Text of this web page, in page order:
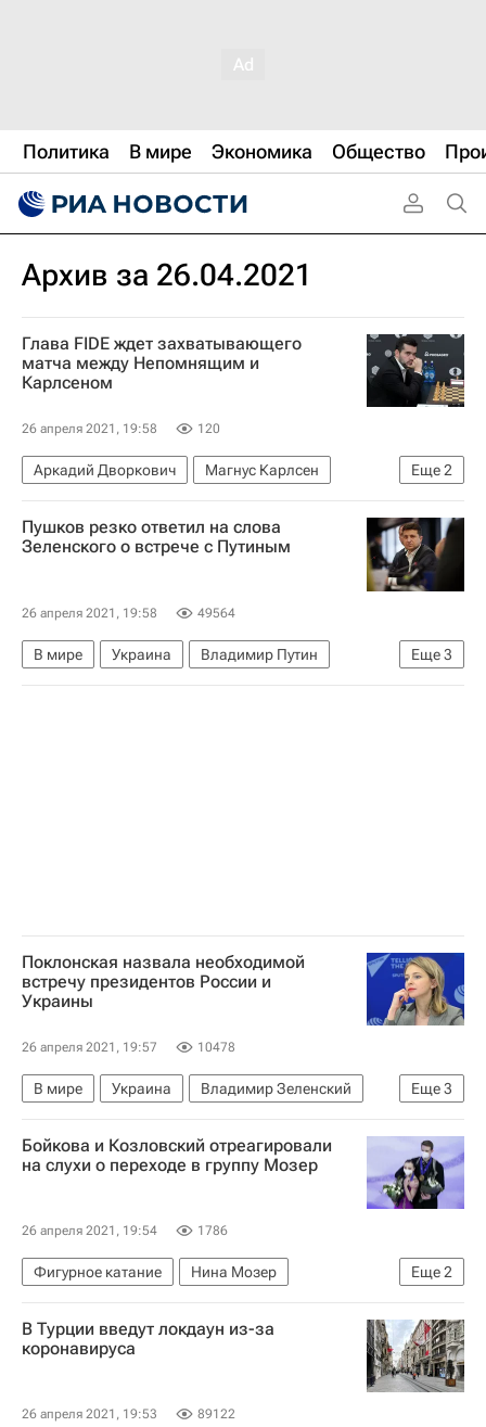
Политика В мире Экономика Общество
Архив за 26.04.2021
Глава FIDE ждет захватывающего
матча между Непомнящим и
Карлсеном
26 апреля 2021, 19:58 120
Еще2
Аркадий Дворкович
Магнус Карлсен
Ян Непомнящий
Шахматы
Пушков резко ответил на слова
Зеленского о встрече с Путиным
26 апреля 2021, 19:58 49564
Еще3
В мире Украина
Владимир Путин
Владимир Зеленский
Алексей Пушков
Поклонская назвала необходимой
встречу президентов России и
Украины
26 апреля 2021, 19:57 10478
Еще3
В мире Украина
Владимир Зеленский
Наталья Поклонская
Донецкая Народная Республика
Россия
Бойкова и Козловский отреагировали
на слухи о переходе в группу Мозер
26 апреля 2021, 19:54 1786
Еще2
Фигурное катание
Нина Мозер
Александра Бойкова
Дмитрий Козловский
В Турции введут локдаун из-за
коронавируса
26 апреля 2021, 19:53 89122